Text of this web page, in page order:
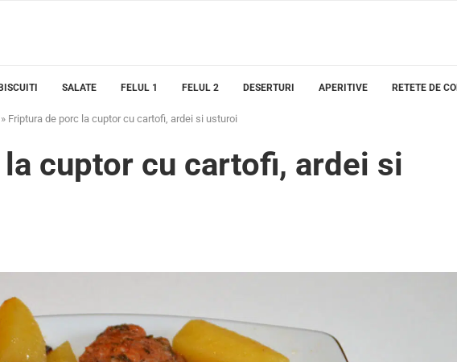
BISCUITI SALATE FELUL 1 FELUL 2 DESERTURI APERITIVE RETETE DE
» Friptura de porc la cuptor cu cartofi, ardei si usturoi
cuptor cu cartofi, ardei si